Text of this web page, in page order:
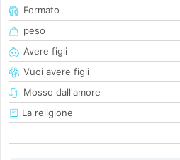
Formato
peso
Avere figli
Vuoi avere figli
Mosso dall'amore
La religione